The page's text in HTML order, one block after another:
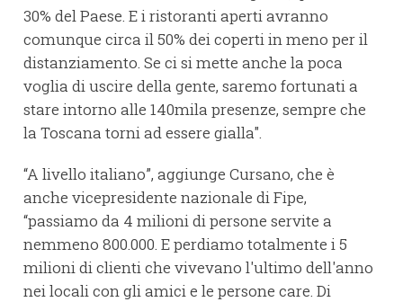
30% del Paese. E i ristoranti aperti avranno
comunque circa il 50% dei coperti in meno per il
distanziamento. Se ci si mette anche la poca
voglia di uscire della gente, saremo fortunati a
stare intorno alle 140mila presenze, sempre che
la Toscana torni ad essere gialla".
“A livello italiano”, aggiunge Cursano, che è
anche vicepresidente nazionale di Fipe,
“passiamo da 4 milioni di persone servite a
nemmeno 800.000. E perdiamo totalmente i 5
milioni di clienti che vivevano l'ultimo dell'anno
nei locali con gli amici e le persone care. Di